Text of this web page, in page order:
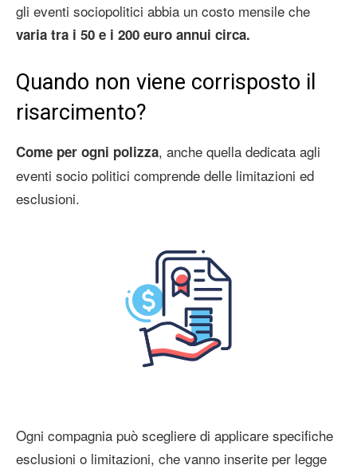
gli eventi sociopolitici abbia un costo mensile che
varia tra i 50 e i 200 euro annui circa.
Quando non viene corrisposto il
risarcimento?
Come per ogni polizza, anche quella dedicata agli
eventi socio politici comprende delle limitazioni ed
esclusioni.
Ogni compagnia può scegliere di applicare specifiche
esclusioni o limitazioni, che vanno inserite per legge